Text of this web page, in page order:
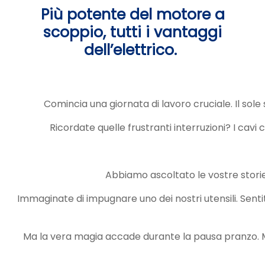
Più potente del motore a
scoppio, tutti i vantaggi
dell’elettrico.
Comincia una giornata di lavoro cruciale. Il
Ricordate quelle frustranti interruzioni? I cavi
Abbiamo ascoltato le vostre
Immaginate di impugnare uno dei nostri utensili.
Ma la vera magia accade durante la pausa